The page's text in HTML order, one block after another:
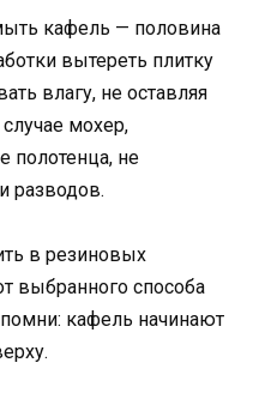
кафель — половина
вытереть плитку
влагу, не оставляя
мохер,
полотенца, не
разводов.
в резиновых
выбранного способа
кафель начинают